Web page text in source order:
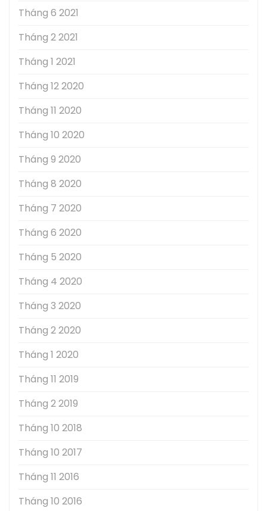
Tháng 6 2021
Tháng 2 2021
Tháng 1 2021
Tháng 12 2020
Tháng 11 2020
Tháng 10 2020
Tháng 9 2020
Tháng 8 2020
Tháng 7 2020
Tháng 6 2020
Tháng 5 2020
Tháng 4 2020
Tháng 3 2020
Tháng 2 2020
Tháng 1 2020
Tháng 11 2019
Tháng 2 2019
Tháng 10 2018
Tháng 10 2017
Tháng 11 2016
Tháng 10 2016